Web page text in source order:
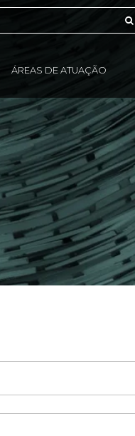
ÁREAS DE ATUAÇÃO